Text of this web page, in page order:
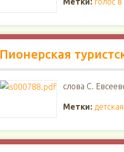
Пионерская
слова С.
Метки: